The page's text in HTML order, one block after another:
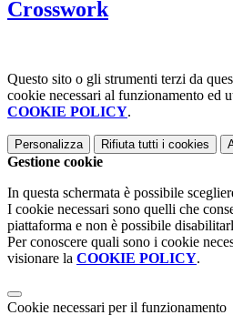
Crosswork
Questo sito o gli strumenti terzi da
cookie necessari al funzionamento ed
COOKIE POLICY.
Personalizza Rifiuta tutti i cookies
Gestione cookie
In questa schermata è possibile
I cookie necessari sono quelli che
piattaforma e non è possibile
Per conoscere quali sono i cookie
visionare la COOKIE POLICY.
Cookie necessari per il funzionamento